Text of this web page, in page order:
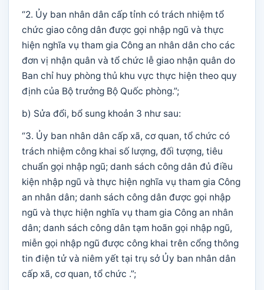
“2. Ủy ban nhân dân cấp tỉnh có trách nhiệm tổ
chức giao công dân được gọi nhập ngũ và thực
hiện nghĩa vụ tham gia Công an nhân dân cho các
đơn vị nhận quân và tổ chức lễ giao nhận quân do
Ban chỉ huy phòng thủ khu vực thực hiện theo quy
định của Bộ trưởng Bộ Quốc phòng.”;
b) Sửa đổi, bổ sung khoản 3 như sau:
“3. Ủy ban nhân dân cấp xã, cơ quan, tổ chức có
trách nhiệm công khai số lượng, đối tượng, tiêu
chuẩn gọi nhập ngũ; danh sách công dân đủ điều
kiện nhập ngũ và thực hiện nghĩa vụ tham gia Công
an nhân dân; danh sách công dân được gọi nhập
ngũ và thực hiện nghĩa vụ tham gia Công an nhân
dân; danh sách công dân tạm hoãn gọi nhập ngũ,
miễn gọi nhập ngũ được công khai trên cổng thông
tin điện tử và niêm yết tại trụ sở Ủy ban nhân dân
cấp xã, cơ quan, tổ chức .”;